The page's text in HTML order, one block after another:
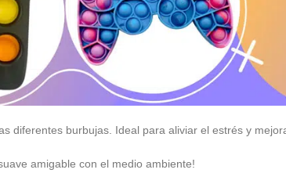
diferentes burbujas. Ideal para aliviar el estrés y
amigable con el medio ambiente!